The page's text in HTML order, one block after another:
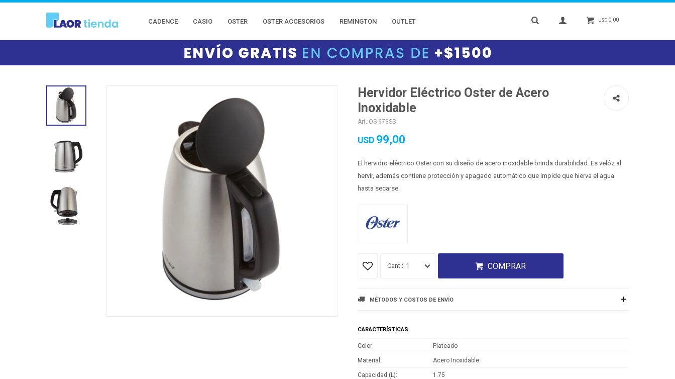
CADENCE CASIO OSTER OSTER ACCESORIOS REMINGTON OUTLET USD 0,00
Hervidor Eléctrico Oster de Acero
Inoxidable
OS-673SS
USD 99,00
El hervidro eléctrico Oster con su diseño de acero inoxidable brinda durabilidad. Es velóz al
hervir, además contiene protección y apagado automático que impide que hierva el agua
hasta secarse.
1 COMPRAR
MÉTODOS Y COSTOS DE ENVÍO
CARACTERÍSTICAS
Color Plateado
Material Acero Inoxidable
Capacidad (L) 1.75